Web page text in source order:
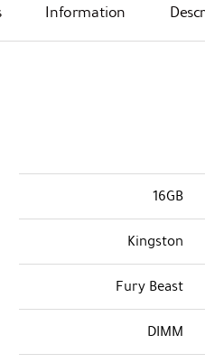
Information
16GB
Kingston
Fury Beast
DIMM